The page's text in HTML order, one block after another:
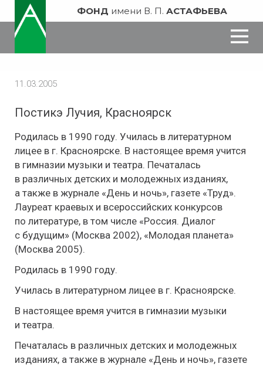
ФОНД имени В. П. АСТАФЬЕВА
11.03.2005
Постикэ​ Лучия, Красноярск
Родилась в 1990 году. Училась в литературном
лицее в г. Красноярске. В настоящее время учится
в гимназии музыки и театра. Печаталась
в различных детских и молодежных изданиях,
а также в журнале «День и ночь», газете «Труд».
Лауреат краевых и всероссийских конкурсов
по литературе, в том числе «Россия. Диалог
с будущим» (Москва 2002), «Молодая планета»
(Москва 2005).
Родилась в 1990 году.
Училась в литературном лицее в г. Красноярске.
В настоящее время учится в гимназии музыки
и театра.
Печаталась в различных детских и молодежных
изданиях, а также в журнале «День и ночь», газете